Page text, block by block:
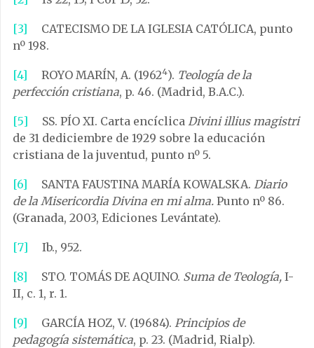
[3] CATECISMO DE LA IGLESIA CATÓLICA, punto
nº 198.
[4] ROYO MARÍN, A. (19624). Teología de la
perfección cristiana, p. 46. (Madrid, B.A.C.).
[5] SS. PÍO XI. Carta encíclica Divini illius magistri
de 31 dediciembre de 1929 sobre la educación
cristiana de la juventud, punto nº 5.
[6] SANTA FAUSTINA MARÍA KOWALSKA. Diario
de la Misericordia Divina en mi alma. Punto nº 86.
(Granada, 2003, Ediciones Levántate).
[7] Ib., 952.
[8] STO. TOMÁS DE AQUINO. Suma de Teología, I-
II, c. 1, r. 1.
[9] GARCÍA HOZ, V. (19684). Principios de
pedagogía sistemática, p. 23. (Madrid, Rialp).